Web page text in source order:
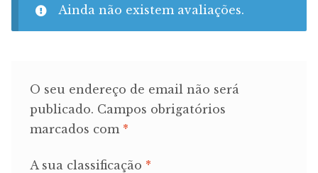
Ainda não existem avaliações.
O seu endereço de email não será
publicado. Campos obrigatórios
marcados com *
A sua classificação *